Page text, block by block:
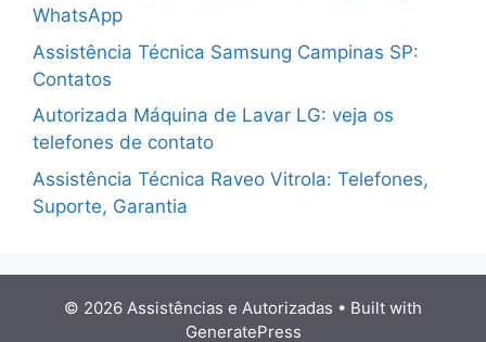
WhatsApp
Assistência Técnica Samsung Campinas SP:
Contatos
Autorizada Máquina de Lavar LG: veja os
telefones de contato
Assistência Técnica Raveo Vitrola: Telefones,
Suporte, Garantia
© 2026 Assistências e Autorizadas • Built with
GeneratePress